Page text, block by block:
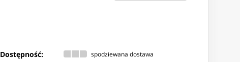
Dostępność: spodziewana dostawa